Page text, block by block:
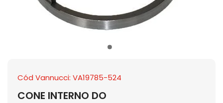
Cód Vannucci: VA19785-524
CONE INTERNO DO